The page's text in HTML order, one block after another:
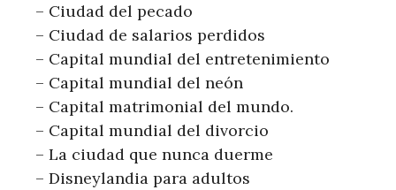
– Ciudad del pecado
– Ciudad de salarios perdidos
– Capital mundial del entretenimiento
– Capital mundial del neón
– Capital matrimonial del mundo.
– Capital mundial del divorcio
– La ciudad que nunca duerme
– Disneylandia para adultos